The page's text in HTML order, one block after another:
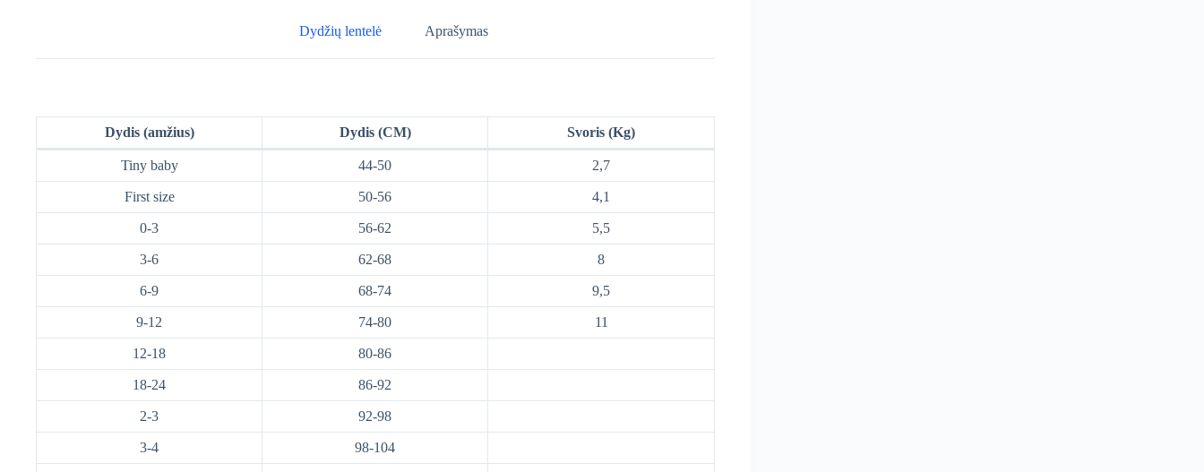
Dydžių lentelė Aprašymas
Dydis (amžius) Dydis (CM) Svoris (Kg)
Tiny baby 44-50 2,7
First size 50-56 4,1
0-3 56-62 5,5
3-6 62-68 8
6-9 68-74 9,5
9-12 74-80 11
12-18 80-86
18-24 86-92
2-3 92-98
3-4 98-104